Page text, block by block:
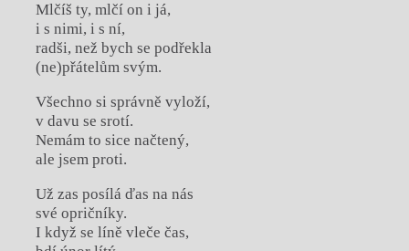
Mlčíš ty, mlčí on i já,
i s nimi, i s ní,
radši, než bych se podřekla
(ne)přátelům svým.
Všechno si správně vyloží,
v davu se srotí.
Nemám to sice načtený,
ale jsem proti.
Už zas posílá ďas na nás
své opričníky.
I když se líně vleče čas,